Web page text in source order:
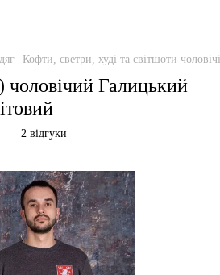
Кофти, светри, худі та світшоти чоловічі
чоловічий Галицький
2 відгуки